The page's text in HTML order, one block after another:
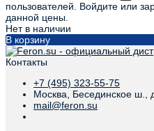
пользователей. Войдите или
данной цены.
Нет в наличии
В корзину
Контакты
+7 (495) 323-55-75
Москва, Бесединское ш.,
mail@feron.su